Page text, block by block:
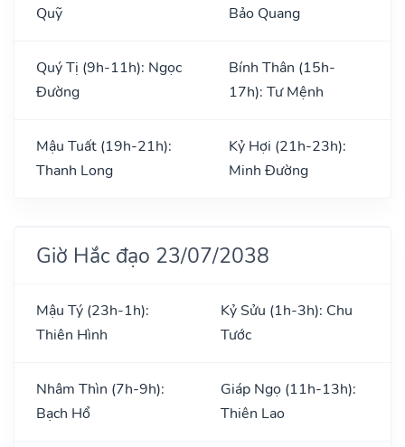
Quỹ
Bảo Quang
Quý Tị (9h-11h): Ngọc
Đường
Bính Thân (15h-
17h): Tư Mệnh
Mậu Tuất (19h-21h):
Thanh Long
Kỷ Hợi (21h-23h):
Minh Đường
Giờ Hắc đạo 23/07/2038
Mậu Tý (23h-1h):
Thiên Hình
Kỷ Sửu (1h-3h): Chu
Tước
Nhâm Thìn (7h-9h):
Bạch Hổ
Giáp Ngọ (11h-13h):
Thiên Lao